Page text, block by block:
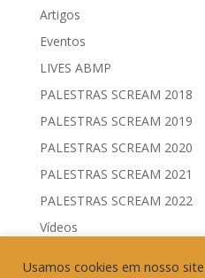
Artigos
Eventos
LIVES ABMP
PALESTRAS SCREAM 2018
PALESTRAS SCREAM 2019
PALESTRAS SCREAM 2020
PALESTRAS SCREAM 2021
PALESTRAS SCREAM 2022
Vídeos
Usamos cookies em nosso